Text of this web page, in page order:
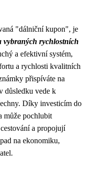
"dálniční kupon", je
vybraných rychlostních
a efektivní systém,
a rychlosti kvalitních
přispíváte na
důsledku vede k
Díky investicím do
může pochlubit
a propojují
na ekonomiku,